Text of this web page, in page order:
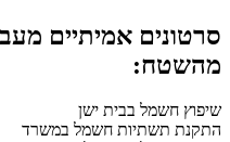
סרטונים אמיתיים
מהשטח:
שיפוץ חשמל בבית ישן
התקנת תשתיות חשמל במשרד